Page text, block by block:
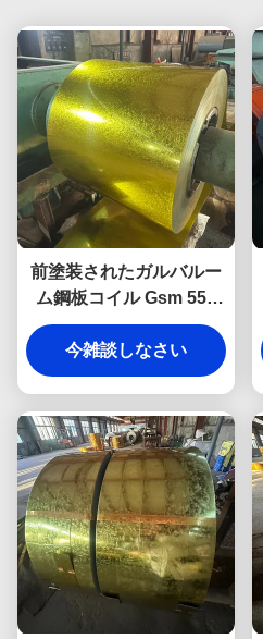
前塗装されたガルバルー
ム鋼板コイル Gsm 550
Ppgi鋼コイル
今雑談しなさい